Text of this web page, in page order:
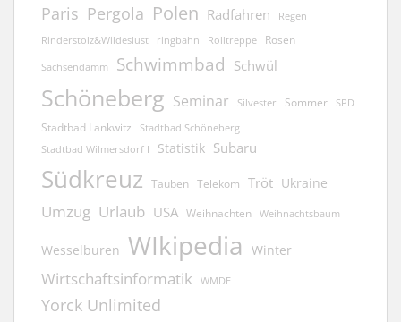
Paris Pergola Polen Radfahren Regen
Rinderstolz&Wildeslust ringbahn Rolltreppe Rosen
Sachsendamm Schwimmbad Schwül
Schöneberg Seminar Silvester Sommer SPD
Stadtbad Lankwitz Stadtbad Schöneberg
Stadtbad Wilmersdorf I Statistik Subaru
Südkreuz Tauben Telekom Tröt Ukraine
Umzug Urlaub USA Weihnachten Weihnachtsbaum
Wesselburen WIkipedia Winter
Wirtschaftsinformatik WMDE
Yorck Unlimited